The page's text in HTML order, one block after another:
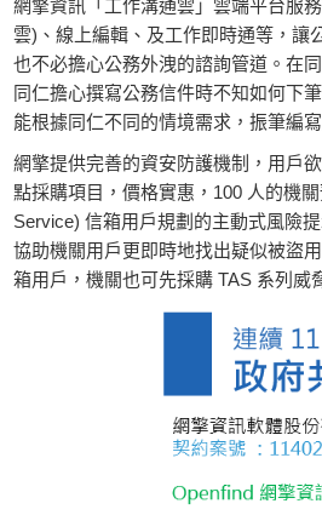
網擎資訊「工作溝通雲」雲端平台服
雲)、線上編輯、及工作即時通等，讓
也不必擔心公務外洩的諮詢管道。在
同仁擔心撰寫公務信件時不知如何下
能根據同仁不同的情境需求，振筆編
網擎提供完善的資安防護機制，用戶
點採購項目，價格實惠，100 人的機
Service) 信箱用戶規劃的主動式風險
協助機關用戶更即時地找出疑似被盜
箱用戶，機關也可先採購 TAS 系列威